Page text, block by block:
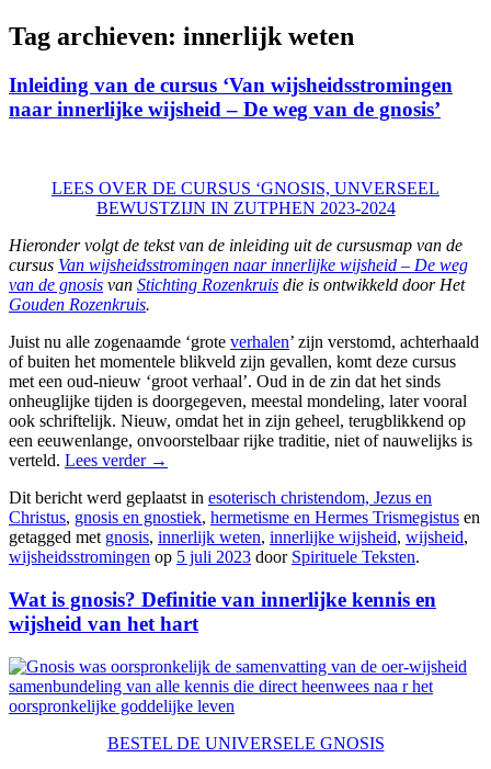
Tag archieven: innerlijk weten
Inleiding van de cursus ‘Van wijsheidsstromingen
naar innerlijke wijsheid – De weg van de gnosis’
LEES OVER DE CURSUS ‘GNOSIS, UNVERSEEL
BEWUSTZIJN IN ZUTPHEN 2023-2024
Hieronder volgt de tekst van de inleiding uit de cursusmap van de
cursus Van wijsheidsstromingen naar innerlijke wijsheid – De weg
van de gnosis van Stichting Rozenkruis die is ontwikkeld door Het
Gouden Rozenkruis.
Juist nu alle zogenaamde ‘grote verhalen’ zijn verstomd, achterhaald
of buiten het momentele blikveld zijn gevallen, komt deze cursus
met een oud-nieuw ‘groot verhaal’. Oud in de zin dat het sinds
onheuglijke tijden is doorgegeven, meestal mondeling, later vooral
ook schriftelijk. Nieuw, omdat het in zijn geheel, terugblikkend op
een eeuwenlange, onvoorstelbaar rijke traditie, niet of nauwelijks is
verteld. Lees verder →
Dit bericht werd geplaatst in esoterisch christendom, Jezus en
Christus, gnosis en gnostiek, hermetisme en Hermes Trismegistus en
getagged met gnosis, innerlijk weten, innerlijke wijsheid, wijsheid,
wijsheidsstromingen op 5 juli 2023 door Spirituele Teksten.
Wat is gnosis? Definitie van innerlijke kennis en
wijsheid van het hart
BESTEL DE UNIVERSELE GNOSIS